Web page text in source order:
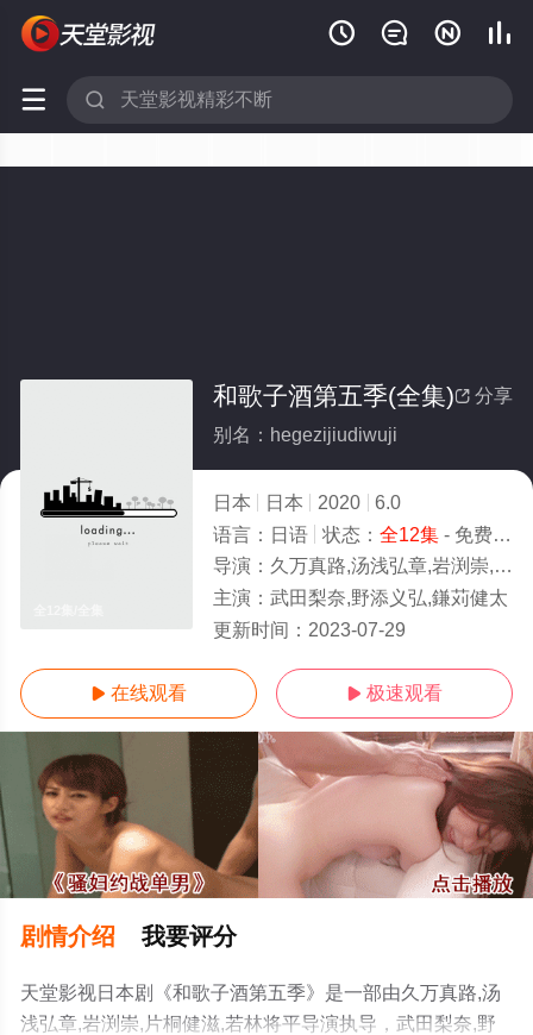
   
 
 分享
和歌子酒第五季(全集)
别名：hegezijiudiwuji
日本 日本 2020
6.0
语言： 日语 状态： 全12集- 免费在线观看
导演： 久万真路,汤浅弘章,岩渕崇,片桐健滋,若林将平
主演： 武田梨奈,野添义弘,鎌苅健太
更新时间： 2023-07-29
 在线观看  极速观看
剧情介绍 我要评分
天堂影视日本剧《和歌子酒第五季》是一部由久万真路,汤
浅弘章,岩渕崇,片桐健滋,若林将平导演执导，武田梨奈,野